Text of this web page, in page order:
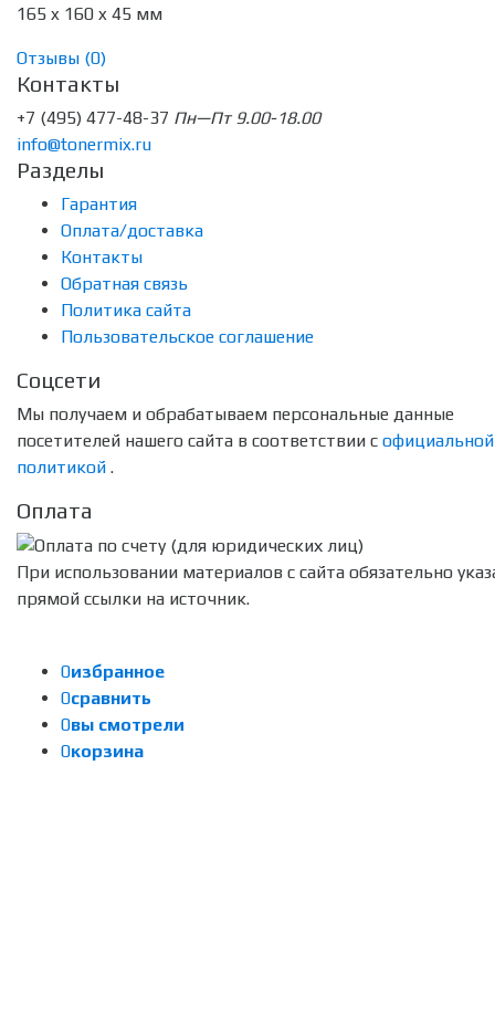
165 x 160 x 45 мм
Отзывы (0)
Контакты
+7 (495) 477-48-37 Пн—Пт 9.00-18.00
info@tonermix.ru
Разделы
Гарантия
Оплата/доставка
Контакты
Обратная связь
Политика сайта
Пользовательское соглашение
Соцсети
Мы получаем и обрабатываем персональные данные
посетителей нашего сайта в соответствии с официальной
политикой .
Оплата
При использовании материалов с сайта обязательно
прямой ссылки на источник.
0избранное
0сравнить
0вы смотрели
0корзина